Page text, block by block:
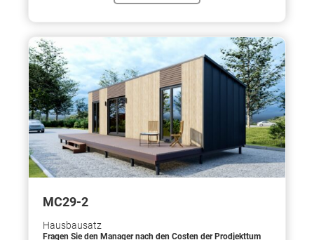
МС29-2
Hausbausatz
Fragen Sie den Manager nach den Costen der Prodjekttum